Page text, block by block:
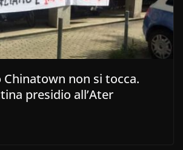
Chinatown non si tocca.
presidio all’Ater